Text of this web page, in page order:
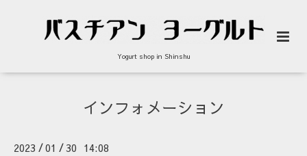
Yogurt shop in Shinshu
インフォメーション
2023 /01 / 30 14:08